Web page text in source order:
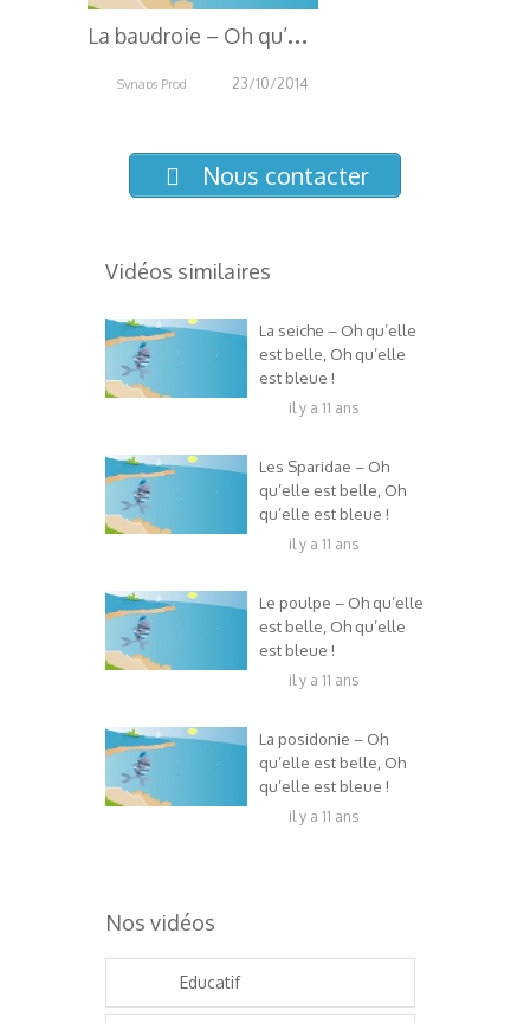
L
a baudroie – Oh qu’elle est belle, Oh qu’elle est bleue ! – La baudroie
Synaps Prod 23/10/2014
Nous contacter
Vidéos similaires
La seiche – Oh qu’elle
est belle, Oh qu’elle
est bleue !
il y a 11 ans
Les Sparidae – Oh
qu’elle est belle, Oh
qu’elle est bleue !
il y a 11 ans
Le poulpe – Oh qu’elle
est belle, Oh qu’elle
est bleue !
il y a 11 ans
La posidonie – Oh
qu’elle est belle, Oh
qu’elle est bleue !
il y a 11 ans
Nos vidéos
Educatif